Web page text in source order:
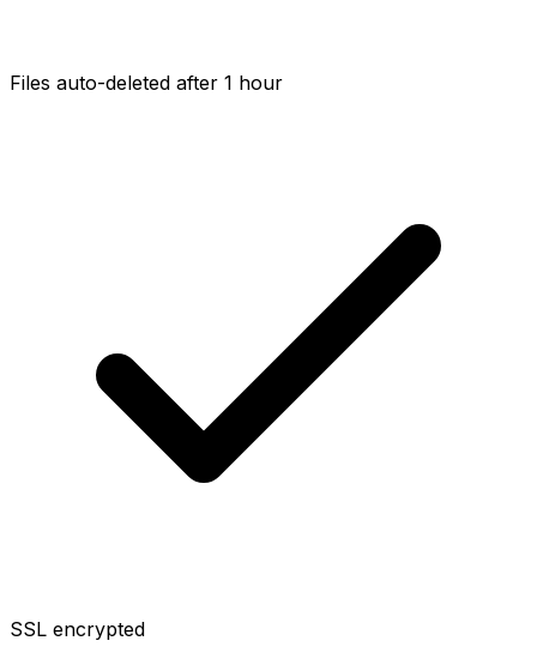
Files auto-deleted after 1 hour
SSL encrypted